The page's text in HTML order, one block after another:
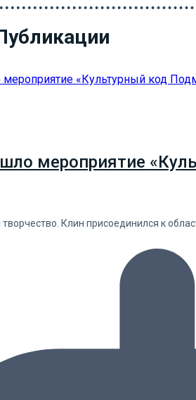
мероприятие
Клин присоединился к